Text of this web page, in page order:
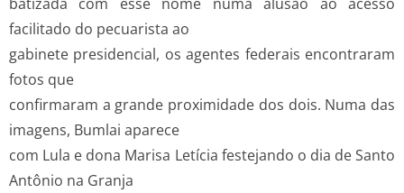
facilitado do pecuarista ao
gabinete presidencial, os agentes federais encontraram
fotos que
confirmaram a grande proximidade dos dois. Numa das
imagens, Bumlai aparece
com Lula e dona Marisa Letícia festejando o dia de Santo
Antônio na Granja